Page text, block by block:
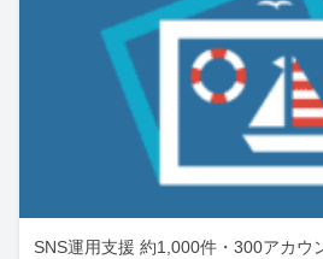
SNS運用支援 約1,000件・300アカウ